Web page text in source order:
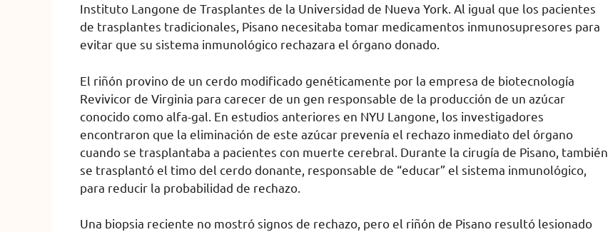
Instituto Langone de Trasplantes de la Universidad de Nueva York. Al igual que los pacientes
de trasplantes tradicionales, Pisano necesitaba tomar medicamentos inmunosupresores para
evitar que su sistema inmunológico rechazara el órgano donado.
El riñón provino de un cerdo modificado genéticamente por la empresa de biotecnología
Revivicor de Virginia para carecer de un gen responsable de la producción de un azúcar
conocido como alfa-gal. En estudios anteriores en NYU Langone, los investigadores
encontraron que la eliminación de este azúcar prevenía el rechazo inmediato del órgano
cuando se trasplantaba a pacientes con muerte cerebral. Durante la cirugía de Pisano, también
se trasplantó el timo del cerdo donante, responsable de “educar” el sistema inmunológico,
para reducir la probabilidad de rechazo.
Una biopsia reciente no mostró signos de rechazo, pero el riñón de Pisano resultó lesionado